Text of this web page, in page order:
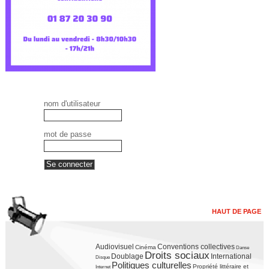
nom d'utilisateur
mot de passe
HAUT DE PAGE
Audiovisuel Cinéma Conventions collectives Danse
Disque Doublage Droits sociaux International
Internet Politiques culturelles Propriété littéraire et